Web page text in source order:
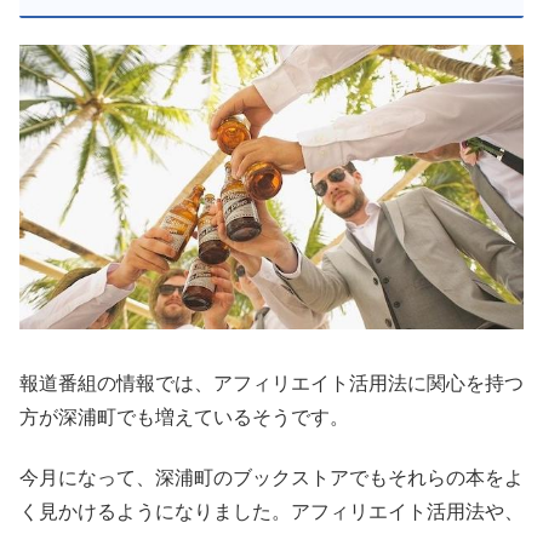
報道番組の情報では、アフィリエイト活用法に関心を持つ
方が深浦町でも増えているそうです。
今月になって、深浦町のブックストアでもそれらの本をよ
く見かけるようになりました。アフィリエイト活用法や、